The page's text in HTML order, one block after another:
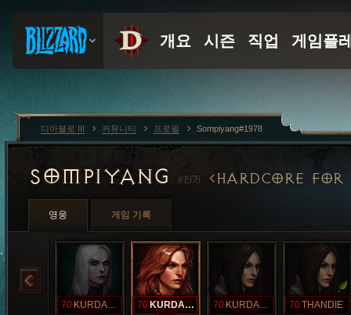
SOMPIYANG #1978 HARDCORE FOR
영웅 게임 기록
70 KURDAPYA 70 KURDAPYA 70 KURDAPYA 70THANDIE
디아블로 III 커뮤니티 프로필 Sompiyang#1978